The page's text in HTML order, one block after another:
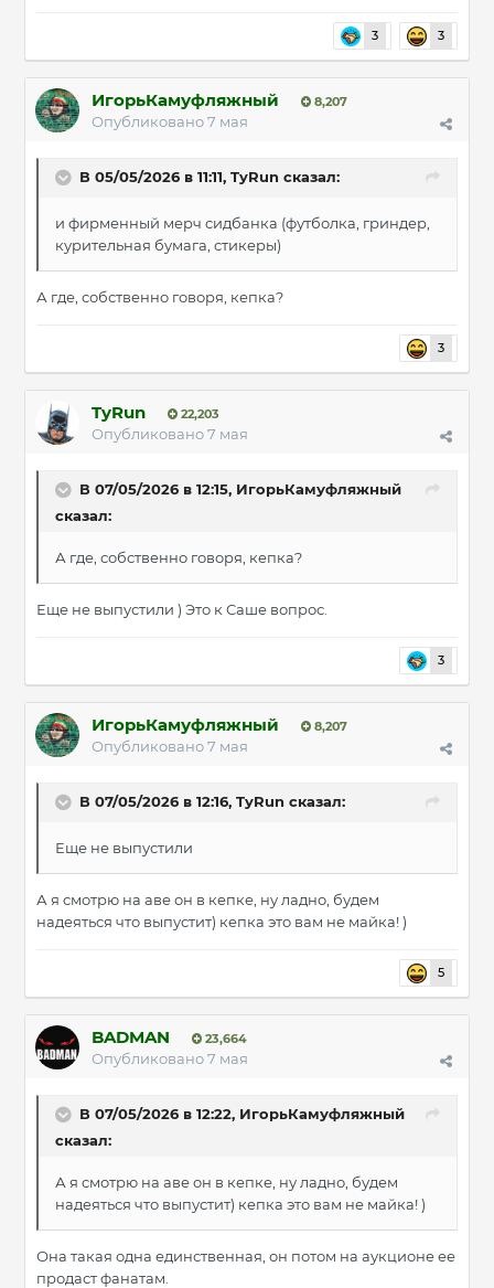
3 3
ИгорьКамуфляжный 8,207
Опубликовано7 мая
В 05/05/2026 в 11:11, TyRun сказал:
и фирменный мерч сидбанка (футболка, гриндер,
курительная бумага, стикеры)
А где, собственно говоря, кепка?
3
TyRun 22,203
Опубликовано7 мая
В 07/05/2026 в 12:15, ИгорьКамуфляжный
сказал:
А где, собственно говоря, кепка?
Еще не выпустили ) Это к Саше вопрос.
3
ИгорьКамуфляжный 8,207
Опубликовано7 мая
В 07/05/2026 в 12:16, TyRun сказал:
Еще не выпустили
А я смотрю на аве он в кепке, ну ладно, будем
надеяться что выпустит) кепка это вам не майка! )
5
BADMAN 23,664
Опубликовано7 мая
В 07/05/2026 в 12:22, ИгорьКамуфляжный
сказал:
А я смотрю на аве он в кепке, ну ладно, будем
надеяться что выпустит) кепка это вам не майка! )
Она такая одна единственная, он потом на аукционе ее
продаст фанатам.